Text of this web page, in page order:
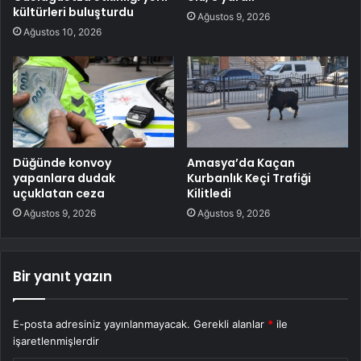
kültürleri buluşturdu
Ağustos 10, 2026
Ağustos 9, 2026
Düğünde konvoy
yapanlara dudak
uçuklatan ceza
Ağustos 9, 2026
Amasya’da Kaçan
Kurbanlık Keçi Trafiği
Kilitledi
Ağustos 9, 2026
Bir yanıt yazın
E-posta adresiniz yayınlanmayacak. Gerekli alanlar * ile
işaretlenmişlerdir